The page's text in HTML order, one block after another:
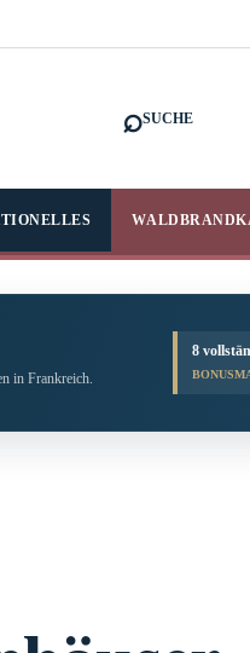
⌕SUCHE
in Frankreich.
8